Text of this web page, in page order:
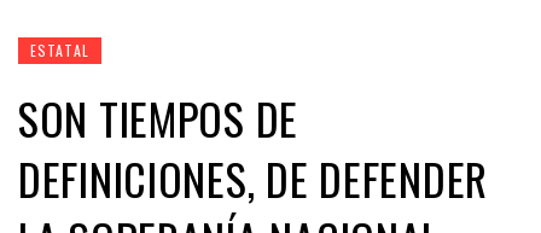
ESTATAL
SON TIEMPOS DE
DEFINICIONES, DE DEFENDER